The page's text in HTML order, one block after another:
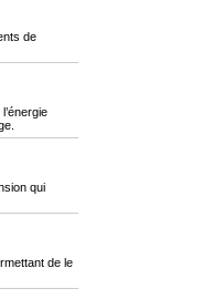
de
qui
de le